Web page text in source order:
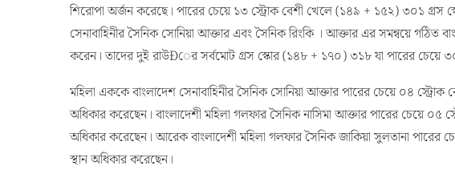
শিরোপা অর্জন করেছে। পারের চেয়ে ১৩ স্ট্রোক বেশী খেলে (১৪৯ + ১৫২) ৩০১ গ্রস
সেনাবাহিনীর সৈনিক সোনিয়া আক্তার এবং সৈনিক রিংকি । আক্তার এর সমন্বয়ে গঠিত
করেন। তাদের দুই রাউÐের সর্বমোট গ্রস স্কোর (১৪৮ + ১৭০) ৩১৮ যা পারের চেয়ে
মহিলা এককে বাংলাদেশ সেনাবাহিনীর সৈনিক সোনিয়া আক্তার পারের চেয়ে ০৪
অধিকার করেছেন। বাংলাদেশী মহিলা গলফার সৈনিক নাসিমা আক্তার পারের চেয়ে ০৫
অধিকার করেছেন। আরেক বাংলাদেশী মহিলা গলফার সৈনিক জাকিয়া সুলতানা
স্থান অধিকার করেছেন।